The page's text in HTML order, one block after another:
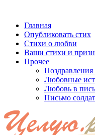
Главная
Опубликовать стих
Стихи о любви
Ваши стихи и
Прочее
Любовные
Любовь в
Письмо